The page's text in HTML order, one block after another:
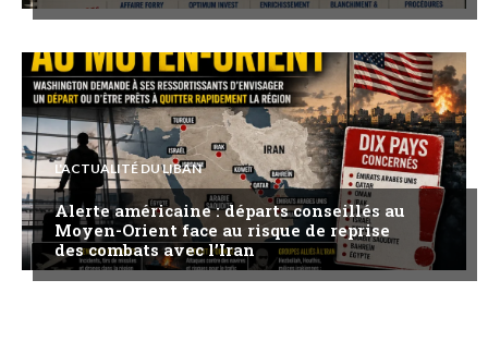
L'ACTUALITÉ DU LIBAN
Alerte américaine : départs conseillés au
Moyen-Orient face au risque de reprise
des combats avec l’Iran